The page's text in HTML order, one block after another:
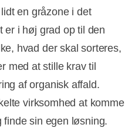
en gråzone i det
er i høj grad op til den
hvad der skal sorteres,
med at stille krav til
af organisk affald.
virksomhed at komme
finde sin egen løsning.